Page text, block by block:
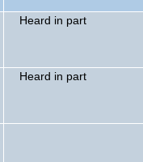
Heard in part
Heard in part